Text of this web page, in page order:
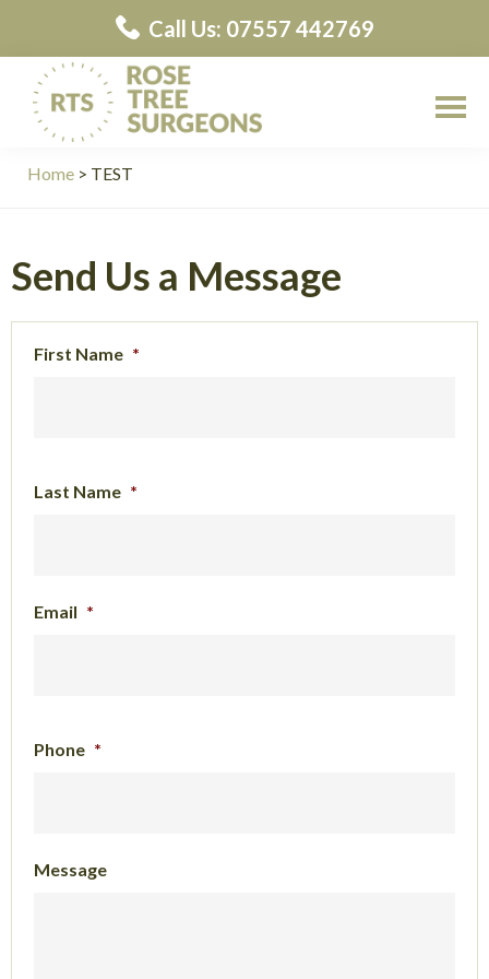
content
primary
sidebar
Call Us: 07557 442769
Tree
Tree
Home > TEST
Send Us a Message
First Name *
Last Name *
Email *
Phone *
Message